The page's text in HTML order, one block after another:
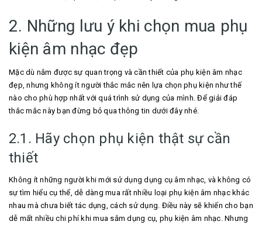
2. Những lưu ý khi chọn mua phụ
kiện âm nhạc đẹp
Mặc dù nắm được sự quan trọng và cần thiết của phụ kiện âm nhạc
đẹp, nhưng không ít người thắc mắc nên lựa chọn phụ kiện như thế
nào cho phù hợp nhất với quá trình sử dụng của mình. Để giải đáp
thắc mắc này bạn đừng bỏ qua thông tin dưới đây nhé.
2.1. Hãy chọn phụ kiện thật sự cần
thiết
Không ít những người khi mới sử dụng dụng cụ âm nhạc, và không có
sự tìm hiểu cụ thể, dễ dàng mua rất nhiều loại phụ kiện âm nhạc khác
nhau mà chưa biết tác dụng, cách sử dụng. Điều này sẽ khiến cho bạn
dễ mất nhiều chi phí khi mua sắm dụng cụ, phụ kiện âm nhạc. Nhưng